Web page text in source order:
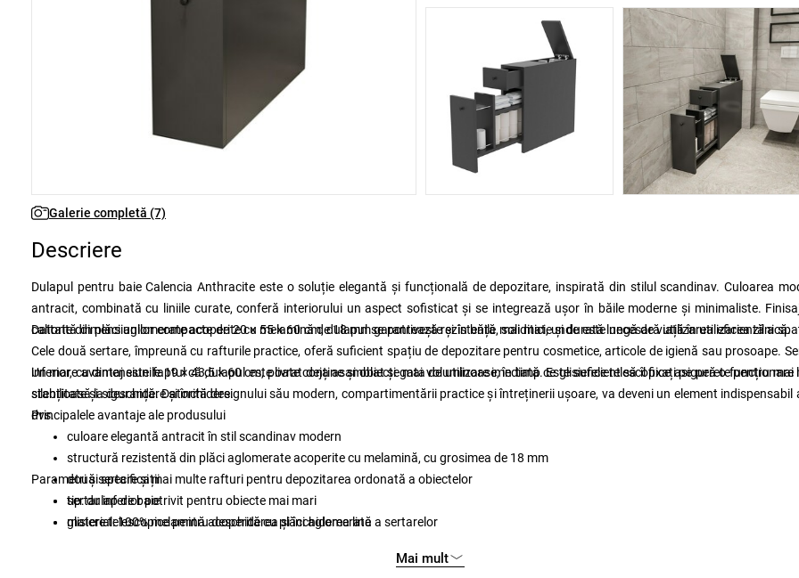
Galerie completă (7)
Descriere
Dulapul pentru baie Calencia Anthracite este o soluție elegantă și funcțională de depozitare, inspirată din stilul scandinav. Culoarea
antracit, combinată cu liniile curate, conferă interiorului un aspect sofisticat și se integrează ușor în băile moderne și minimaliste.
calitate din plăci aglomerate acoperite cu melamină de 18 mm garantează rezistență, soliditate și durată lungă de viață în utilizarea zilnică.
Datorită dimensiunilor compacte de 20 × 55 × 60 cm, dulapul se potrivește și în băile mai mici, unde este necesară utilizarea eficientă a
Cele două sertare, împreună cu rafturile practice, oferă suficient spațiu de depozitare pentru cosmetice, articole de igienă sau prosoape.
inferior, cu dimensiunile 19 × 43,5 × 60 cm, poate conține și obiecte mai voluminoase, în timp ce glisierele telescopice asigură o funcționare
silențioasă la deschidere și închidere.
Un mare avantaj este faptul că dulapul este livrat deja asamblat și gata de utilizare imediată. Este suficient să îl fixați pe perete pentru mai
stabilitate și siguranță. Datorită designului său modern, compartimentării practice și întreținerii ușoare, va deveni un element indispensabil
dvs.
Principalele avantaje ale produsului
culoare elegantă antracit în stil scandinav modern
structură rezistentă din plăci aglomerate acoperite cu melamină, cu grosimea de 18 mm
două sertare și mai multe rafturi pentru depozitarea ordonată a obiectelor
sertar inferior potrivit pentru obiecte mai mari
glisiere telescopice pentru deschiderea și închiderea lină a sertarelor
Parametri și specificații
tip: dulap de baie
material: 100% melamină acoperită cu plăci aglomerate
Mai mult